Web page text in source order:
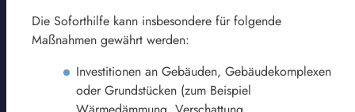
Die Soforthilfe kann insbesondere für folgende
Maßnahmen gewährt werden:
Investitionen an Gebäuden, Gebäudekomplexen
oder Grundstücken (zum Beispiel